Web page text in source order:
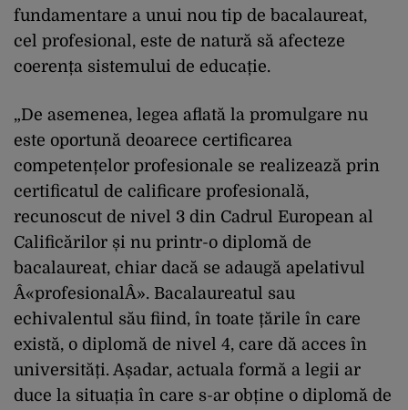
fundamentare a unui nou tip de bacalaureat,
cel profesional, este de natură să afecteze
coerența sistemului de educație.
„De asemenea, legea aflată la promulgare nu
este oportună deoarece certificarea
competențelor profesionale se realizează prin
certificatul de calificare profesională,
recunoscut de nivel 3 din Cadrul European al
Calificărilor și nu printr-o diplomă de
bacalaureat, chiar dacă se adaugă apelativul
Â«profesionalÂ». Bacalaureatul sau
echivalentul său fiind, în toate țările în care
există, o diplomă de nivel 4, care dă acces în
universități. Așadar, actuala formă a legii ar
duce la situația în care s-ar obține o diplomă de